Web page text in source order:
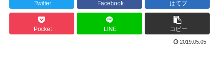
Twitter Facebook はてブ
Pocket LINE コピー
2019.05.05